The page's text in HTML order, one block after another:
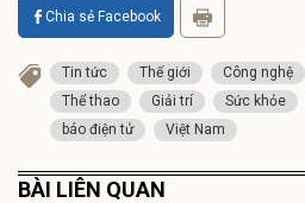
Chia sẻ Facebook
Tin tức Thế giới Công nghệ
Thể thao
Giải trí Sức khỏe
báo điện tử
Việt Nam
BÀI LIÊN QUAN